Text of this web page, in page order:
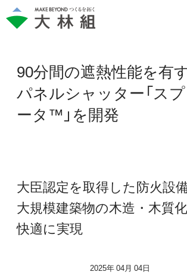
90分間の遮熱性能を有
パネルシャッター「ス
ータ™」を開発
大臣認定を取得した防火設
大規模建築物の木造・木質
快適に実現
2025年 04月 04日